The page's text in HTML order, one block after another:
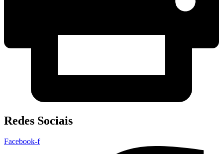
Redes Sociais
Facebook-f